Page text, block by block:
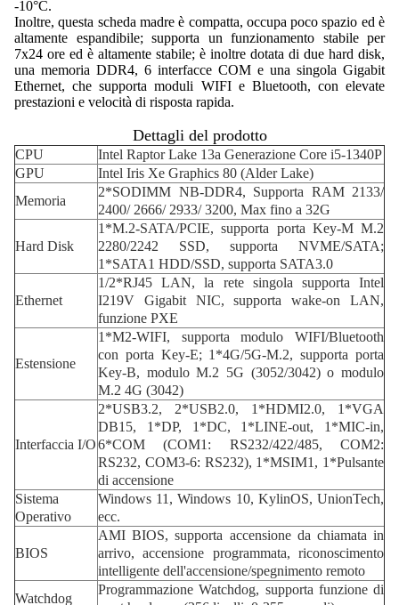
-10°C.
Inoltre, questa scheda madre è compatta, occupa poco spazio ed è
altamente espandibile; supporta un funzionamento stabile per
7x24 ore ed è altamente stabile; è inoltre dotata di due hard disk,
una memoria DDR4, 6 interfacce COM e una singola Gigabit
Ethernet, che supporta moduli WIFI e Bluetooth, con elevate
prestazioni e velocità di risposta rapida.
Dettagli del prodotto
CPU
Intel Raptor Lake 13a Generazione Core i5-1340P
GPU
Intel Iris Xe Graphics 80 (Alder Lake)
Memoria
2*SODIMM NB-DDR4, Supporta RAM 2133/
2400/ 2666/ 2933/ 3200, Max fino a 32G
Hard Disk
1*M.2-SATA/PCIE, supporta porta Key-M M.2
2280/2242 SSD, supporta NVME/SATA;
1*SATA1 HDD/SSD, supporta SATA3.0
Ethernet
1/2*RJ45 LAN, la rete singola supporta Intel
I219V Gigabit NIC, supporta wake-on LAN,
funzione PXE
Estensione
1*M2-WIFI, supporta modulo WIFI/Bluetooth
con porta Key-E; 1*4G/5G-M.2, supporta porta
Key-B, modulo M.2 5G (3052/3042) o modulo
M.2 4G (3042)
Interfaccia I/O
2*USB3.2, 2*USB2.0, 1*HDMI2.0, 1*VGA
DB15, 1*DP, 1*DC, 1*LINE-out, 1*MIC-in,
6*COM (COM1: RS232/422/485, COM2:
RS232, COM3-6: RS232), 1*MSIM1, 1*Pulsante
di accensione
Sistema
Operativo
Windows 11, Windows 10, KylinOS, UnionTech,
ecc.
BIOS
AMI BIOS, supporta accensione da chiamata in
arrivo, accensione programmata, riconoscimento
intelligente dell'accensione/spegnimento remoto
Watchdog
Programmazione Watchdog, supporta funzione di